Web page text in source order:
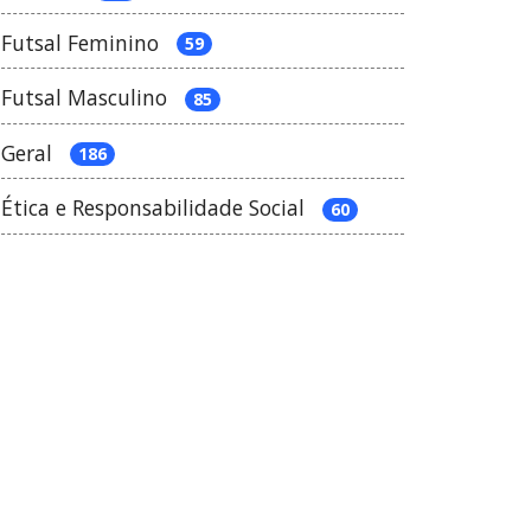
Futsal Feminino
59
Futsal Masculino 85
Geral 186
Ética e Responsabilidade Social 60